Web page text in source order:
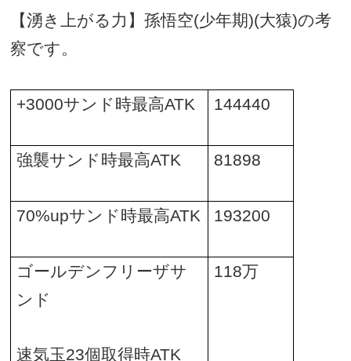
【湧き上がる力】孫悟空(少年期)(大猿)の考
察です。
+3000サンド時最高ATK 144440
強襲サンド時最高ATK 81898
70%upサンド時最高ATK 193200
ゴールデンフリーザサ
ンド
118万
速気玉23個取得時ATK